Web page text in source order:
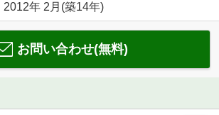
2012年 2月(築14年)
お問い合わせ(無料)